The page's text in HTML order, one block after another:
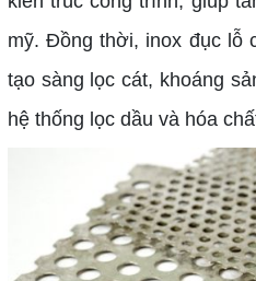
mỹ. Đồng thời, inox đục lỗ
tạo sàng lọc cát, khoáng
hệ thống lọc dầu và hóa